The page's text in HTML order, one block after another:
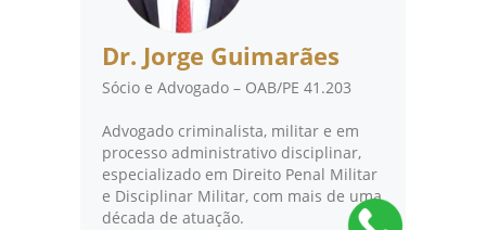
Dr. Jorge Guimarães
Sócio e Advogado – OAB/PE 41.203
Advogado criminalista, militar e em
processo administrativo disciplinar,
especializado em Direito Penal Militar
e Disciplinar Militar, com mais de uma
década de atuação.